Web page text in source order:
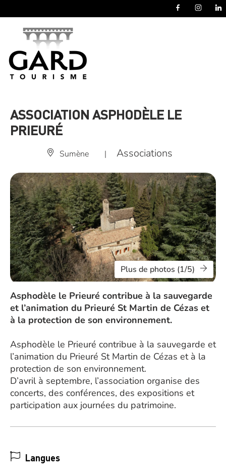
ASSOCIATION ASPHODÈLE LE
PRIEURÉ
Sumène | Associations
Plus de photos (1/5)
Asphodèle le Prieuré contribue à la sauvegarde
et l’animation du Prieuré St Martin de Cézas et
à la protection de son environnement.
Asphodèle le Prieuré contribue à la sauvegarde et
l’animation du Prieuré St Martin de Cézas et à la
protection de son environnement.
D’avril à septembre, l’association organise des
concerts, des conférences, des expositions et
participation aux journées du patrimoine.
Langues